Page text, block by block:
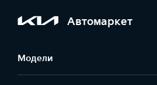
Автомаркет
Модели